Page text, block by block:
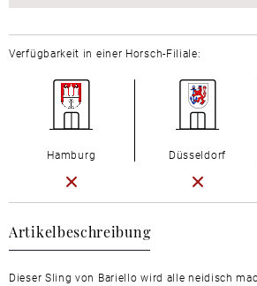
Artikelbeschreibung
Dieser Sling von Bariello wird alle neidisch
Verfügbarkeit in einer Horsch-Filiale:
Hamburg Düsseldorf